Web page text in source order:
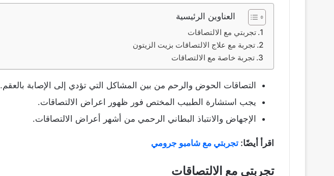
العناوين الرئيسية
تجربتي مع الالتصاقات
تجربة مع علاج الالتصاقات بزيت الزيتون
تجربة خاصة مع الالتصاقات
التصاقات الحوض والرحم من بين المشاكل التي تؤدي إلى الإصابة بالعقم.
يجب استشارة الطبيب المختص فور ظهور اعراض الالتصاقات.
الإجهاض والانتباذ البطاني الرحمي من أشهر أعراض الالتصاقات.
اقرأ أيضًا: تجربتي مع شامبو جرومي
تجربتي مع الالتصاقات